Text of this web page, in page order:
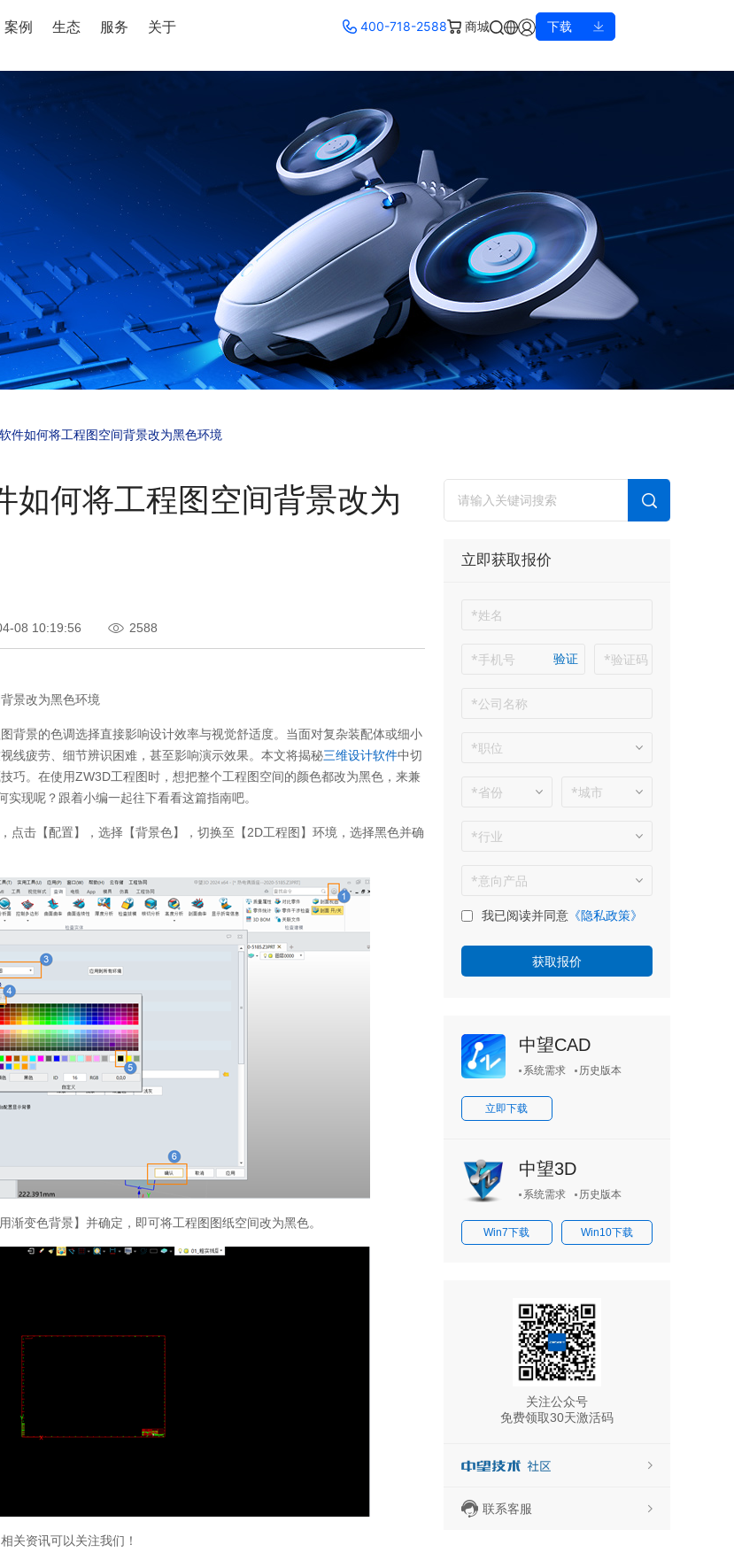
案例 生态 服务 关于 400-718-2588 商城 下载
件如何将工程图空间背景改为黑色环境
如何将工程图空间背景改为
08 10:19:56 2588
景改为黑色环境
背景的色调选择直接影响设计效率与视觉舒适度。当面对复杂装配体或细小
线疲劳、细节辨识困难，甚至影响演示效果。本文将揭秘三维设计软件中切
巧。在使用ZW3D工程图时，想把整个工程图空间的颜色都改为黑色，来兼
实现呢？跟着小编一起往下看看这篇指南吧。
点击【配置】，选择【背景色】，切换至【2D工程图】环境，选择黑色并确
渐变色背景】并确定，即可将工程图图纸空间改为黑色。
关资讯可以关注我们！
立即获取报价
验证
我已阅读并同意 《隐私政策》
中望CAD
系统需求 历史版本
立即下载
中望3D
系统需求 历史版本
Win7下载 Win10下载
关注公众号
免费领取30天激活码
联系客服